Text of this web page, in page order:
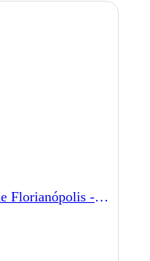
Terminal Urbano de Florianópolis - Florianópolis - SC